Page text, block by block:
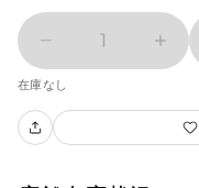
1
在庫なし